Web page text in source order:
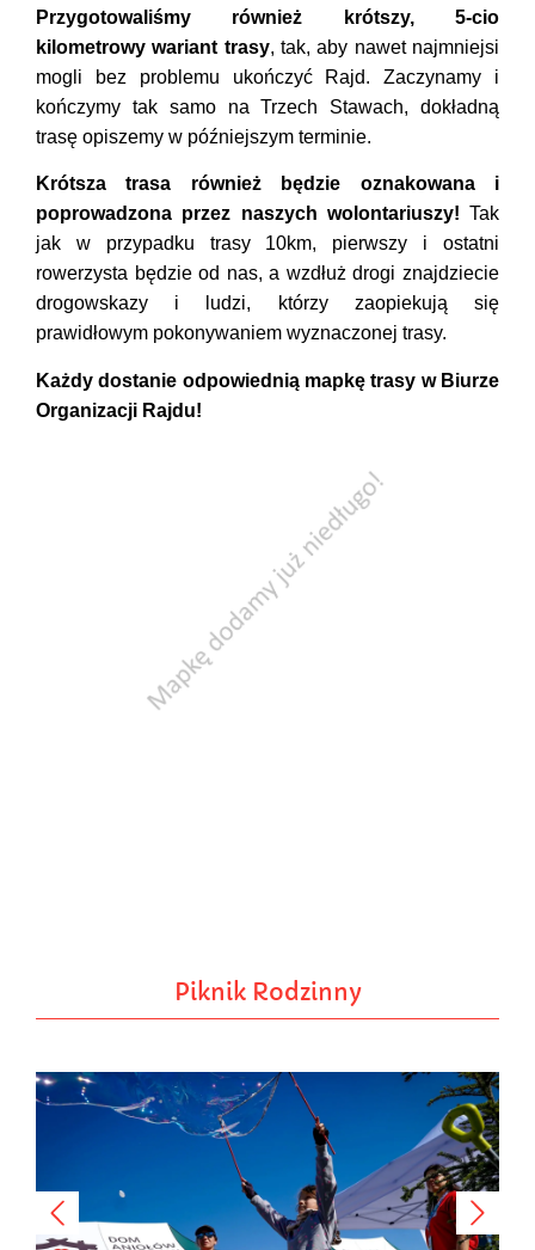
Przygotowaliśmy również krótszy, 5-cio
kilometrowy wariant trasy, tak, aby nawet najmniejsi
mogli bez problemu ukończyć Rajd. Zaczynamy i
kończymy tak samo na Trzech Stawach, dokładną
trasę opiszemy w późniejszym terminie.
Krótsza trasa również będzie oznakowana i
poprowadzona przez naszych wolontariuszy! Tak
jak w przypadku trasy 10km, pierwszy i ostatni
rowerzysta będzie od nas, a wzdłuż drogi znajdziecie
drogowskazy i ludzi, którzy zaopiekują się
prawidłowym pokonywaniem wyznaczonej trasy.
Każdy dostanie odpowiednią mapkę trasy w Biurze
Organizacji Rajdu!
Piknik Rodzinny